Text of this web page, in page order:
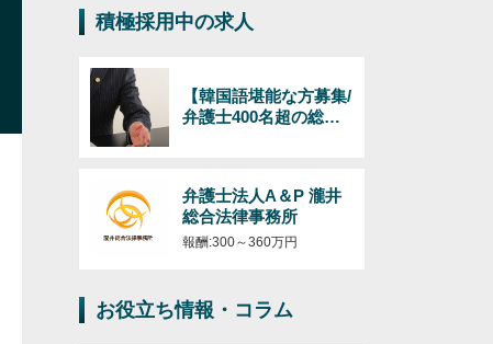
積極採用中の求人
【韓国語堪能な方募集/
弁護士400名超の総合
ド）対応の弁護士/韓国
語必須/経験年数・年齢
不問！
弁護士法人A＆P 瀧井
総合法律事務所
報酬:300～360万円
お役立ち情報・コラム